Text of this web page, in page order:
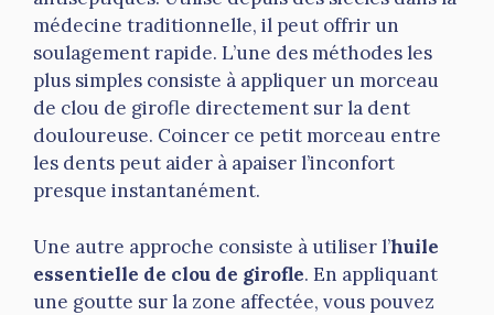
médecine traditionnelle, il peut offrir un
soulagement rapide. L’une des méthodes les
plus simples consiste à appliquer un morceau
de clou de girofle directement sur la dent
douloureuse. Coincer ce petit morceau entre
les dents peut aider à apaiser l’inconfort
presque instantanément.
Une autre approche consiste à utiliser l’huile
essentielle de clou de girofle. En appliquant
une goutte sur la zone affectée, vous pouvez